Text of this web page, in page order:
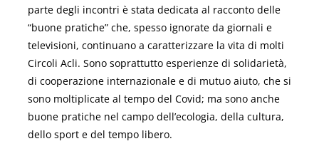
parte degli incontri è stata dedicata al racconto delle
“buone pratiche” che, spesso ignorate da giornali e
televisioni, continuano a caratterizzare la vita di molti
Circoli Acli. Sono soprattutto esperienze di solidarietà,
di cooperazione internazionale e di mutuo aiuto, che si
sono moltiplicate al tempo del Covid; ma sono anche
buone pratiche nel campo dell’ecologia, della cultura,
dello sport e del tempo libero.